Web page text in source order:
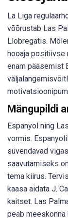
La Liga
võõrustab Las
Llobregatis.
hooaja positiivse
enam pääsemist
Mängupildi
Espanyol ning
vormis.
süvendavad
saavutamiseks
tema kiirus.
kaasa aidata J.
kaitset. Las
peab